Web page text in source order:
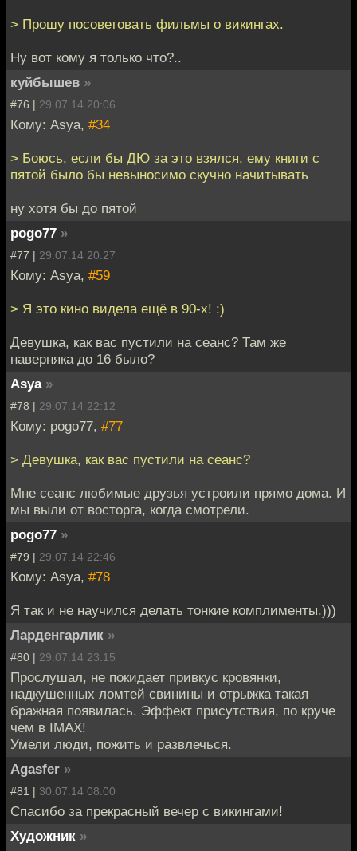
> Прошу посоветовать фильмы о викингах.
Ну вот кому я только что?..
куйбышев »
#76 | 29.07.14 20:06
Кому: Asya, #34
> Боюсь, если бы ДЮ за это взялся, ему книги с
пятой было бы невыносимо скучно начитывать
ну хотя бы до пятой
pogo77 »
#77 | 29.07.14 20:27
Кому: Asya, #59
> Я это кино видела ещё в 90-х! :)
Девушка, как вас пустили на сеанс? Там же
наверняка до 16 было?
Asya »
#78 | 29.07.14 22:12
Кому: pogo77, #77
> Девушка, как вас пустили на сеанс?
Мне сеанс любимые друзья устроили прямо дома. И
мы выли от восторга, когда смотрели.
pogo77 »
#79 | 29.07.14 22:46
Кому: Asya, #78
Я так и не научился делать тонкие комплименты.)))
Ларденгарлик »
#80 | 29.07.14 23:15
Прослушал, не покидает привкус кровянки,
надкушенных ломтей свинины и отрыжка такая
бражная появилась. Эффект присутствия, по круче
чем в IMAX!
Умели люди, пожить и развлечься.
Agasfer »
#81 | 30.07.14 08:00
Спасибо за прекрасный вечер с викингами!
Художник »